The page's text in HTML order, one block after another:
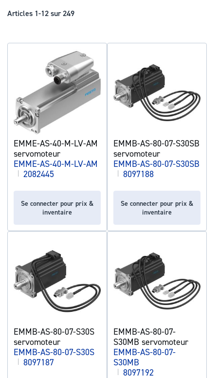
Articles 1-12 sur249
EMME-AS-40-M-LV-AM
servomoteur
EMME-AS-40-M-LV-AM
| 2082445
Se connecter pour prix &
inventaire
EMMB-AS-80-07-S30SB
servomoteur
EMMB-AS-80-07-S30SB
| 8097188
Se connecter pour prix &
inventaire
EMMB-AS-80-07-S30S
servomoteur
EMMB-AS-80-07-S30S
| 8097187
EMMB-AS-80-07-
S30MB servomoteur
EMMB-AS-80-07-
S30MB
| 8097192